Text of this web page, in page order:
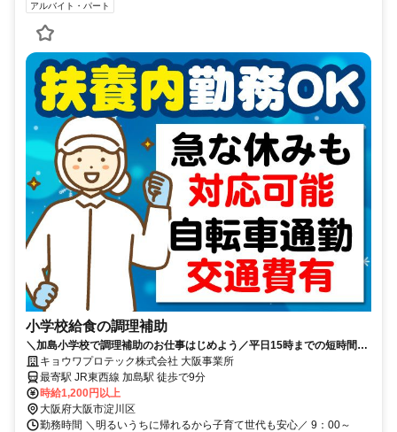
アルバイト・パート
小学校給食の調理補助
＼加島小学校で調理補助のお仕事はじめよう／平日15時までの短時間・
土日祝休み・自転車通勤OK
キョウワプロテック株式会社 大阪事業所
最寄駅 JR東西線 加島駅 徒歩で9分
時給1,200円以上
大阪府大阪市淀川区
勤務時間 ＼明るいうちに帰れるから子育て世代も安心／ 9：00～